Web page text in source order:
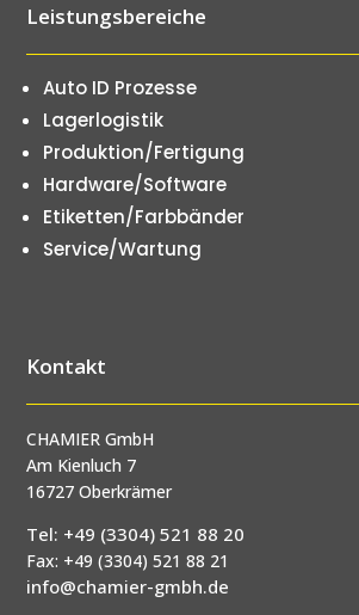
Leistungsbereiche
Auto ID Prozesse
Lagerlogistik
Produktion/Fertigung
Hardware/Software
Etiketten/Farbbänder
Service/Wartung
Kontakt
CHAMIER GmbH
Am Kienluch 7
16727 Oberkrämer
Tel: +49 (3304) 521 88 20
Fax: +49 (3304) 521 88 21
info@chamier-gmbh.de